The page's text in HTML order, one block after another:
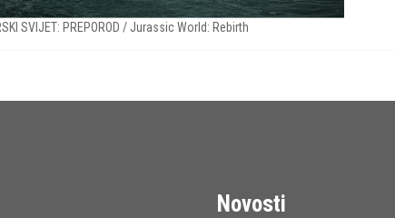
SVIJET: PREPOROD / Jurassic World: Rebirth
Novosti